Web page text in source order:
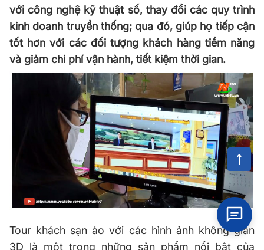
với công nghệ kỹ thuật số, thay đổi các quy trình
kinh doanh truyền thống; qua đó, giúp họ tiếp cận
tốt hơn với các đối tượng khách hàng tiềm năng
và giảm chi phí vận hành, tiết kiệm thời gian.
Tour khách sạn ảo với các hình ảnh không gian
3D là một trong những sản phẩm nổi bật của